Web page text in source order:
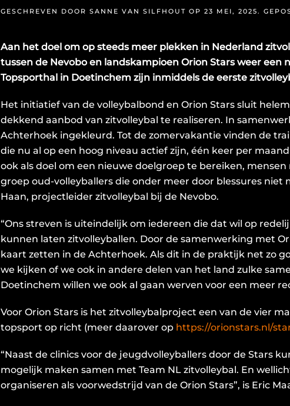
GESCHREVEN DOOR SANNE VAN SILFHOUT OP 23 MEI, 2025.
Aan het doel om op steeds meer plekken in Nederland
tussen de Nevobo en landskampioen Orion Stars weer een
Topsporthal in Doetinchem zijn inmiddels de eerste
Het initiatief van de volleybalbond en Orion Stars sluit
dekkend aanbod van zitvolleybal te realiseren. In
Achterhoek ingekleurd. Tot de zomervakantie vinden de
die nu al op een hoog niveau actief zijn, één keer per
ook als doel om een nieuwe doelgroep te bereiken,
groep oud-volleyballers die onder meer door blessures niet
Haan, projectleider zitvolleybal bij de Nevobo.
“Ons streven is uiteindelijk om iedereen die dat wil op
kunnen laten zitvolleyballen. Door de samenwerking met
kaart zetten in de Achterhoek. Als dit in de praktijk net zo
we kijken of we ook in andere delen van het land zulke
Doetinchem willen we ook al gaan werven voor een meer
Voor Orion Stars is het zitvolleybalproject een van de vier
topsport op richt (meer daarover op https://orionstars.nl/
“Naast de clinics voor de jeugdvolleyballers door de Stars
mogelijk maken samen met Team NL zitvolleybal. En
organiseren als voorwedstrijd van de Orion Stars”, is Eric